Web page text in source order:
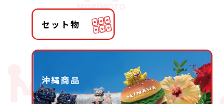
セット物
沖縄商品